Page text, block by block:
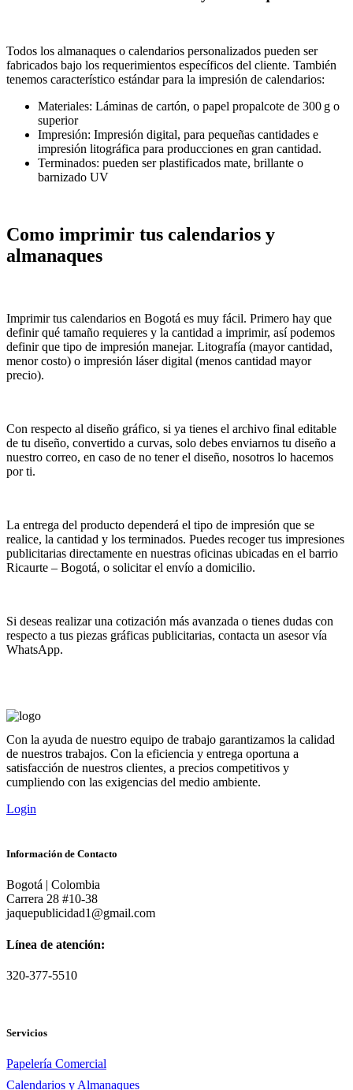
Todos los almanaques o calendarios personalizados pueden ser
fabricados bajo los requerimientos específicos del cliente. También
tenemos característico estándar para la impresión de calendarios:
Materiales: Láminas de cartón, o papel propalcote de 300 g o
superior
Impresión: Impresión digital, para pequeñas cantidades e
impresión litográfica para producciones en gran cantidad.
Terminados: pueden ser plastificados mate, brillante o
barnizado UV
Como imprimir tus calendarios y
almanaques
Imprimir tus calendarios en Bogotá es muy fácil. Primero hay que
definir qué tamaño requieres y la cantidad a imprimir, así podemos
definir que tipo de impresión manejar. Litografía (mayor cantidad,
menor costo) o impresión láser digital (menos cantidad mayor
precio).
Con respecto al diseño gráfico, si ya tienes el archivo final editable
de tu diseño, convertido a curvas, solo debes enviarnos tu diseño a
nuestro correo, en caso de no tener el diseño, nosotros lo hacemos
por ti.
La entrega del producto dependerá el tipo de impresión que se
realice, la cantidad y los terminados. Puedes recoger tus impresiones
publicitarias directamente en nuestras oficinas ubicadas en el barrio
Ricaurte – Bogotá, o solicitar el envío a domicilio.
Si deseas realizar una cotización más avanzada o tienes dudas con
respecto a tus piezas gráficas publicitarias, contacta un asesor vía
WhatsApp.
Con la ayuda de nuestro equipo de trabajo garantizamos la calidad
de nuestros trabajos. Con la eficiencia y entrega oportuna a
satisfacción de nuestros clientes, a precios competitivos y
cumpliendo con las exigencias del medio ambiente.
Login
Información de Contacto
Bogotá | Colombia
Carrera 28 #10-38
jaquepublicidad1@gmail.com
Línea de atención:
320-377-5510
Servicios
Papelería Comercial
Calendarios y Almanaques